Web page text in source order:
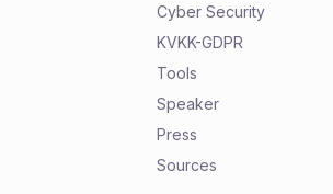
Cyber Security
KVKK-GDPR
Tools
Speaker
Press
Sources